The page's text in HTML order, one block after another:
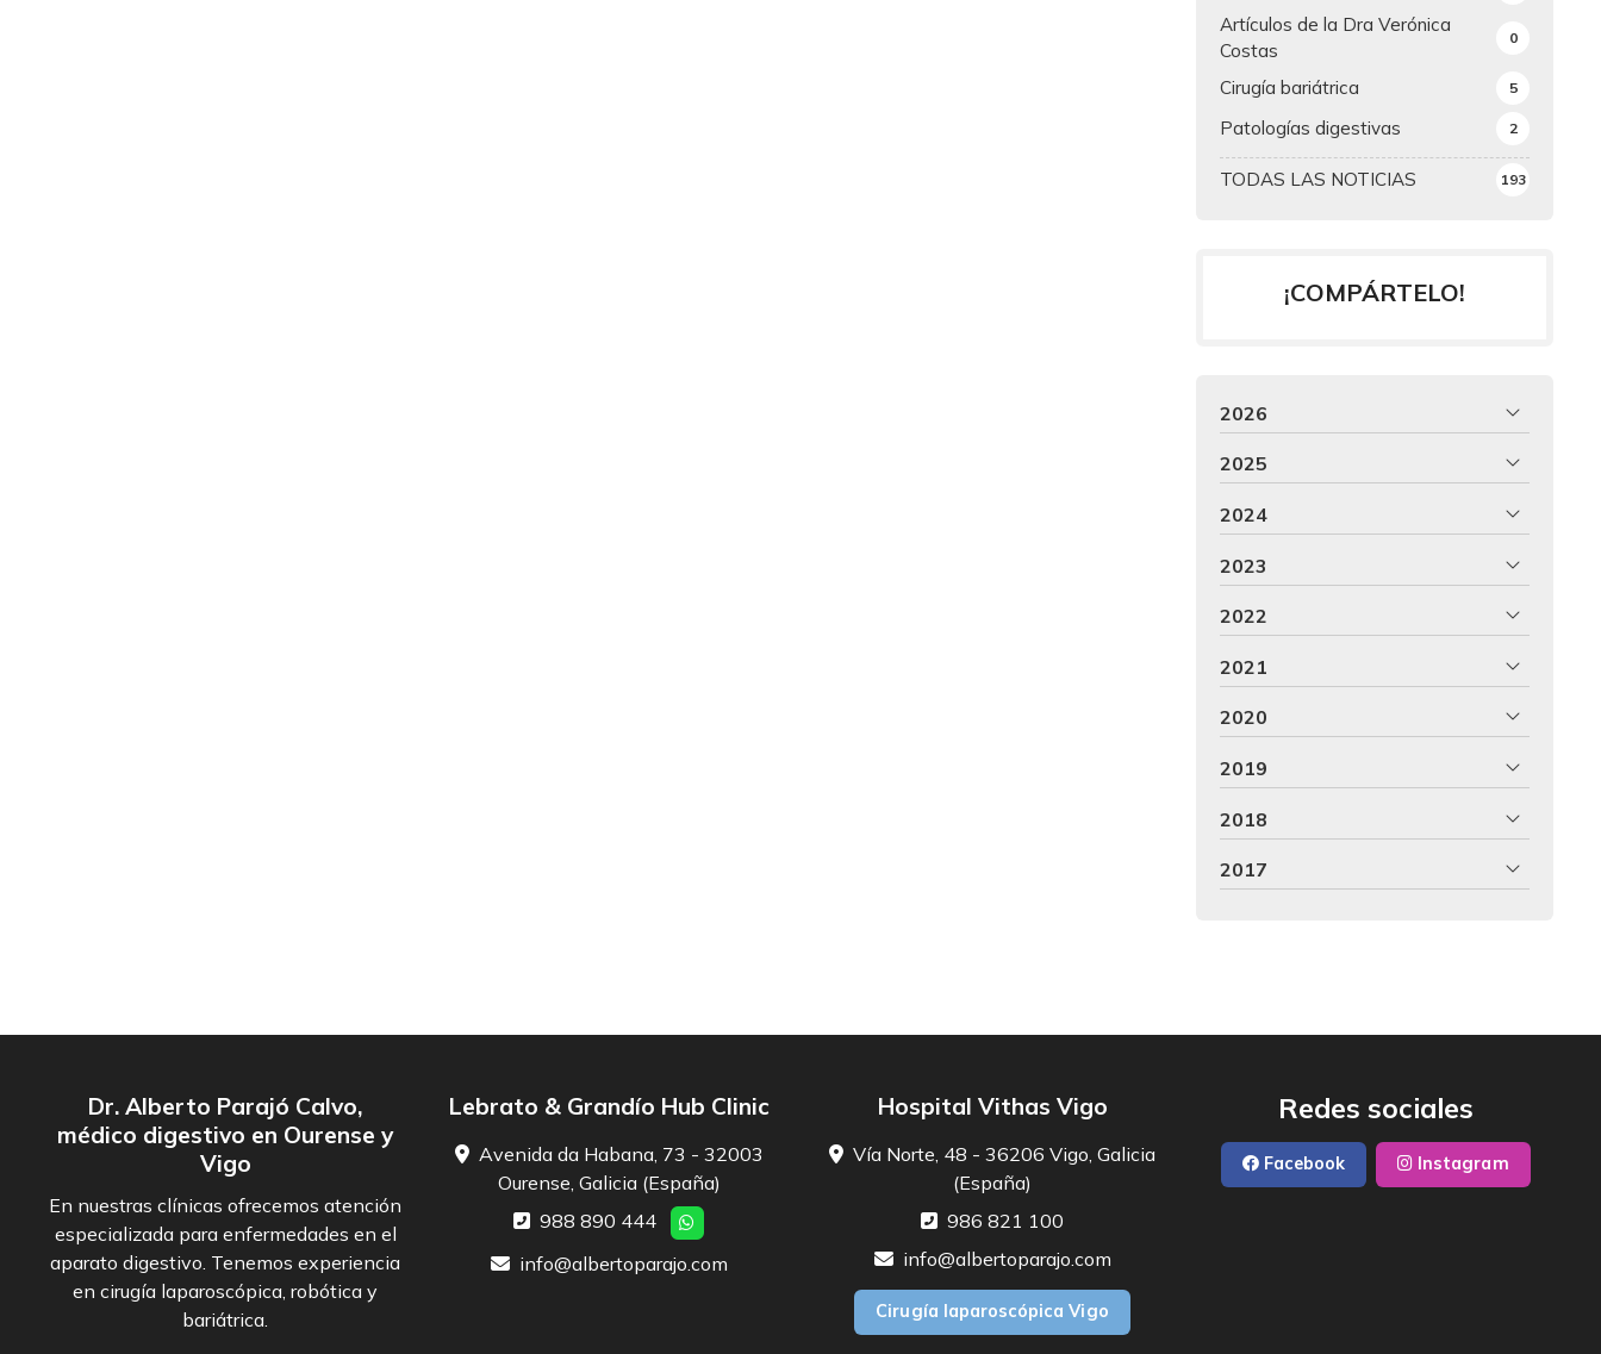
TODAS LAS NOTICIAS 193
Artículos de la Dra Verónica
Costas
0
Cirugía bariátrica 5
Patologías digestivas 2
¡COMPÁRTELO!
2026
2025
2024
2023
2022
2021
2020
2019
2018
2017
Dr. Alberto Parajó Calvo,
médico digestivo en Ourense y
Vigo
En nuestras clínicas ofrecemos atención
especializada para enfermedades en el
aparato digestivo. Tenemos experiencia
en cirugía laparoscópica, robótica y
bariátrica.
Lebrato & Grandío Hub Clinic
Avenida da Habana, 73 - 32003
Ourense, Galicia (España)
988 890 444
info@albertoparajo.com
Hospital Vithas Vigo
Vía Norte, 48 - 36206 Vigo, Galicia
(España)
986 821 100
info@albertoparajo.com
Cirugía laparoscópica Vigo
Redes sociales
Facebook Instagram